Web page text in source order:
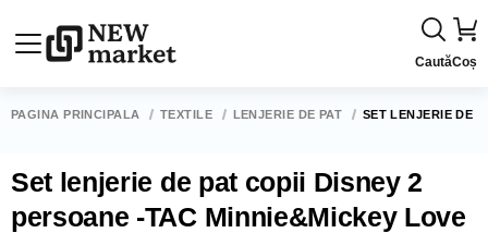
CautăCoș
PAGINA PRINCIPALĂ TEXTILE LENJERIE DE PAT SET LENJERIE DE
Set lenjerie de pat copii Disney 2
persoane -TAC Minnie&Mickey Love